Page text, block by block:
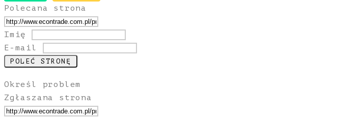
Polecana strona
Imię
E-mail
Określ problem
Zgłaszana strona